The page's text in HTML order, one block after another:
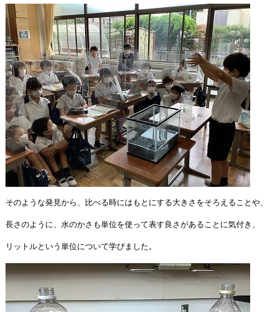
そのような発見から、比べる時にはもとにする大きさをそろえることや、
長さのように、水のかさも単位を使って表す良さがあることに気付き、
リットルという単位について学びました。